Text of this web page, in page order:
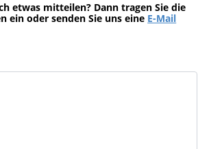
etwas mitteilen? Dann tragen Sie die
ein oder senden Sie uns eine E-Mail